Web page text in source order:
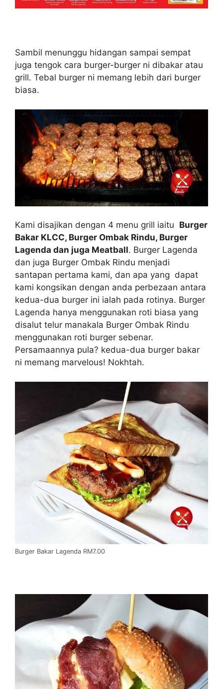
Sambil menunggu hidangan sampai sempat
juga tengok cara burger-burger ni dibakar atau
grill. Tebal burger ni memang lebih dari burger
biasa.
Kami disajikan dengan 4 menu grill iaitu Burger
Bakar KLCC, Burger Ombak Rindu, Burger
Lagenda dan juga Meatball. Burger Lagenda
dan juga Burger Ombak Rindu menjadi
santapan pertama kami, dan apa yang dapat
kami kongsikan dengan anda perbezaan antara
kedua-dua burger ini ialah pada rotinya. Burger
Lagenda hanya menggunakan roti biasa yang
disalut telur manakala Burger Ombak Rindu
menggunakan roti burger sebenar.
Persamaannya pula? kedua-dua burger bakar
ni memang marvelous! Nokhtah.
Burger Bakar Lagenda RM7.00